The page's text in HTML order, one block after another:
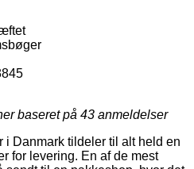
baseret på 43 anmeldelser
i Danmark tildeler til alt held en
for levering. En af de mest